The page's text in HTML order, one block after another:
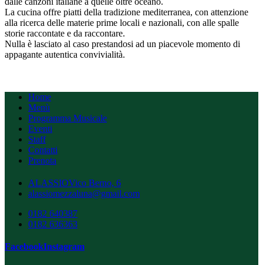
La cucina offre piatti della tradizione mediterranea, con attenzione
alla ricerca delle materie prime locali e nazionali, con alle spalle
storie raccontate e da raccontare.
Nulla è lasciato al caso prestandosi ad un piacevole momento di
appagante autentica convivialità.
Home
Menù
Programma Musicale
Eventi
Staff
Contatti
Prenota
ALASSIOVico Berno, 6
alassiomezzaluna@gmail.com
0182 640387
0182 636363
FacebookInstagram